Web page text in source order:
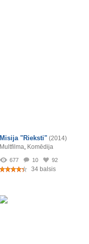
Misija "Rieksti" (2014)
Multfilma, Komēdija
677 10 92
34 balsis